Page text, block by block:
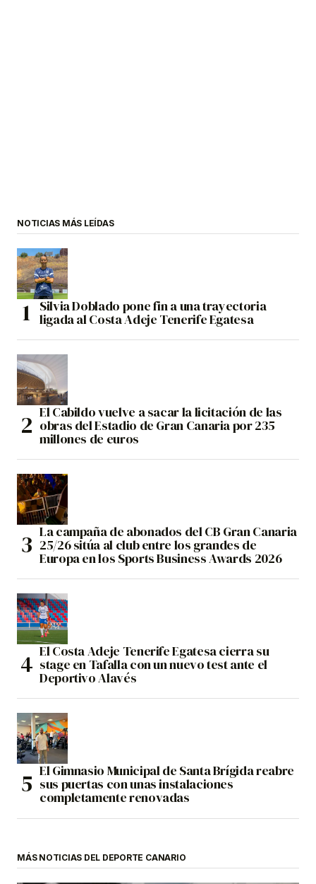
NOTICIAS MÁS LEÍDAS
Silvia Doblado pone fin a una trayectoria
ligada al Costa Adeje Tenerife Egatesa
El Cabildo vuelve a sacar la licitación de las
obras del Estadio de Gran Canaria por 235
millones de euros
La campaña de abonados del CB Gran Canaria
25/26 sitúa al club entre los grandes de
Europa en los Sports Business Awards 2026
El Costa Adeje Tenerife Egatesa cierra su
stage en Tafalla con un nuevo test ante el
Deportivo Alavés
El Gimnasio Municipal de Santa Brígida reabre
sus puertas con unas instalaciones
completamente renovadas
MÁS NOTICIAS DEL DEPORTE CANARIO